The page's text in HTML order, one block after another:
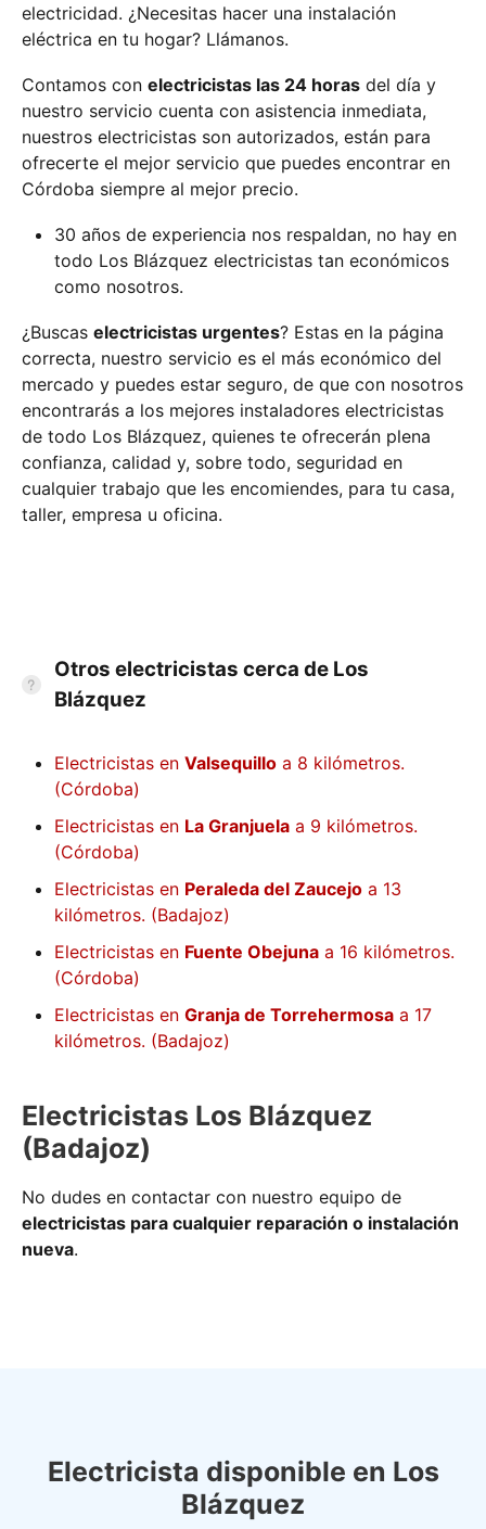
electricidad. ¿Necesitas hacer una instalación
eléctrica en tu hogar? Llámanos.
Contamos con electricistas las 24 horas del día y
nuestro servicio cuenta con asistencia inmediata,
nuestros electricistas son autorizados, están para
ofrecerte el mejor servicio que puedes encontrar en
Córdoba siempre al mejor precio.
30 años de experiencia nos respaldan, no hay en
todo Los Blázquez electricistas tan económicos
como nosotros.
¿Buscas electricistas urgentes? Estas en la página
correcta, nuestro servicio es el más económico del
mercado y puedes estar seguro, de que con nosotros
encontrarás a los mejores instaladores electricistas
de todo Los Blázquez, quienes te ofrecerán plena
confianza, calidad y, sobre todo, seguridad en
cualquier trabajo que les encomiendes, para tu casa,
taller, empresa u oficina.
Otros electricistas cerca de Los
Blázquez
Electricistas en Valsequillo a 8 kilómetros.
(Córdoba)
Electricistas en La Granjuela a 9 kilómetros.
(Córdoba)
Electricistas en Peraleda del Zaucejo a 13
kilómetros. (Badajoz)
Electricistas en Fuente Obejuna a 16 kilómetros.
(Córdoba)
Electricistas en Granja de Torrehermosa a 17
kilómetros. (Badajoz)
Electricistas Los Blázquez
(Badajoz)
No dudes en contactar con nuestro equipo de
electricistas para cualquier reparación o instalación
nueva.
Electricista disponible en Los
Blázquez